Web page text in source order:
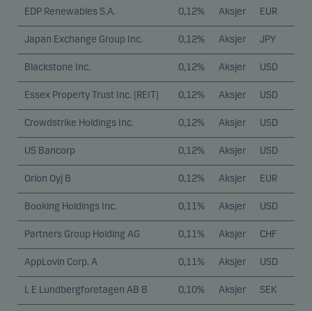
EDP Renewables S.A. 0,12% Aksjer EUR
Japan Exchange Group Inc. 0,12% Aksjer JPY
Blackstone Inc. 0,12% Aksjer USD
Essex Property Trust Inc. (REIT) 0,12% Aksjer USD
Crowdstrike Holdings Inc. 0,12% Aksjer USD
US Bancorp 0,12% Aksjer USD
Orion Oyj B 0,12% Aksjer EUR
Booking Holdings Inc. 0,11% Aksjer USD
Partners Group Holding AG 0,11% Aksjer CHF
AppLovin Corp. A 0,11% Aksjer USD
L E Lundbergforetagen AB B 0,10% Aksjer SEK
vår, hvilken region de er fra og hvilke funksjoner ser
er på. Du kan avvise disse informasjonskapslene i
informasjonskapselfanen.
Markedsføring
identifisere deg (enheten din) og profilen din for å gi
deg relevant innhold.